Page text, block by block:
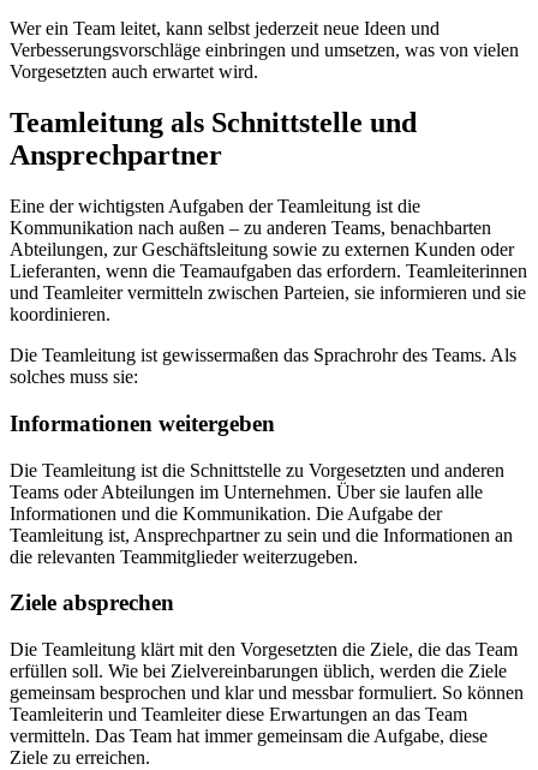
Wer ein Team leitet, kann selbst jederzeit neue Ideen und
Verbesserungsvorschläge einbringen und umsetzen, was von vielen
Vorgesetzten auch erwartet wird.
Teamleitung als Schnittstelle und
Ansprechpartner
Eine der wichtigsten Aufgaben der Teamleitung ist die
Kommunikation nach außen – zu anderen Teams, benachbarten
Abteilungen, zur Geschäftsleitung sowie zu externen Kunden oder
Lieferanten, wenn die Teamaufgaben das erfordern. Teamleiterinnen
und Teamleiter vermitteln zwischen Parteien, sie informieren und sie
koordinieren.
Die Teamleitung ist gewissermaßen das Sprachrohr des Teams. Als
solches muss sie:
Informationen weitergeben
Die Teamleitung ist die Schnittstelle zu Vorgesetzten und anderen
Teams oder Abteilungen im Unternehmen. Über sie laufen alle
Informationen und die Kommunikation. Die Aufgabe der
Teamleitung ist, Ansprechpartner zu sein und die Informationen an
die relevanten Teammitglieder weiterzugeben.
Ziele absprechen
Die Teamleitung klärt mit den Vorgesetzten die Ziele, die das Team
erfüllen soll. Wie bei Zielvereinbarungen üblich, werden die Ziele
gemeinsam besprochen und klar und messbar formuliert. So können
Teamleiterin und Teamleiter diese Erwartungen an das Team
vermitteln. Das Team hat immer gemeinsam die Aufgabe, diese
Ziele zu erreichen.